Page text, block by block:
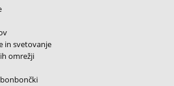
in svetovanje
omrežji